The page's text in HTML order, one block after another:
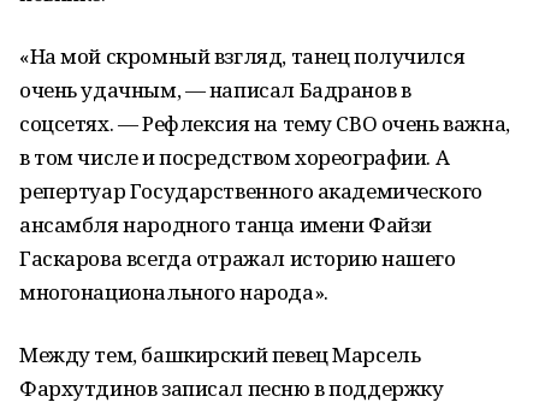
«На мой скромный взгляд, танец получился
очень удачным, — написал Бадранов в
соцсетях. — Рефлексия на тему СВО очень важна,
в том числе и посредством хореографии. А
репертуар Государственного академического
ансамбля народного танца имени Файзи
Гаскарова всегда отражал историю нашего
многонационального народа».
Между тем, башкирский певец Марсель
Фархутдинов записал песню в поддержку